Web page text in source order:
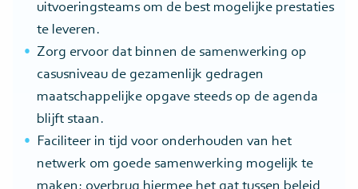
uitvoeringsteams om de best mogelijke prestaties
te leveren.
Zorg ervoor dat binnen de samenwerking op
casusniveau de gezamenlijk gedragen
maatschappelijke opgave steeds op de agenda
blijft staan.
Faciliteer in tijd voor onderhouden van het
netwerk om goede samenwerking mogelijk te